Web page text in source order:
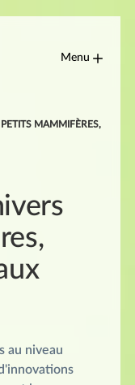
Menu
MAMMIFÈRES,
au niveau